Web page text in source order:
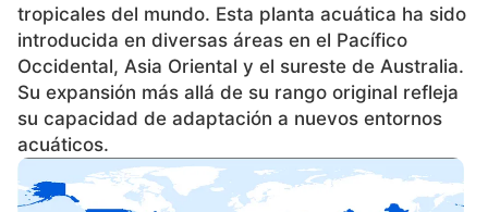
tropicales del mundo. Esta planta acuática ha sido
introducida en diversas áreas en el Pacífico
Occidental, Asia Oriental y el sureste de Australia.
Su expansión más allá de su rango original refleja
su capacidad de adaptación a nuevos entornos
acuáticos.